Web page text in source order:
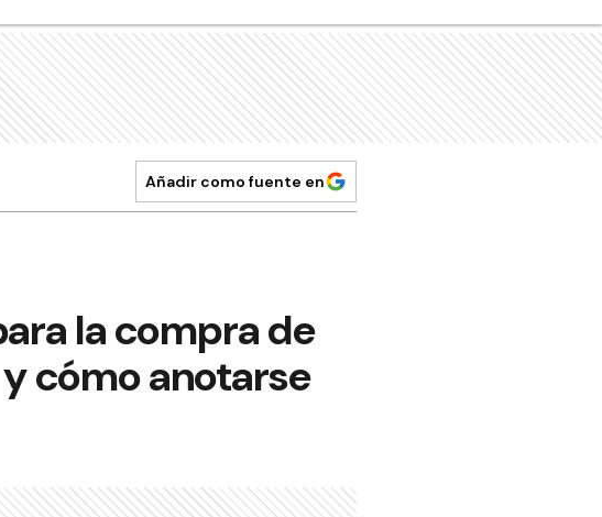
Añadir como fuente en
la compra de
cómo anotarse